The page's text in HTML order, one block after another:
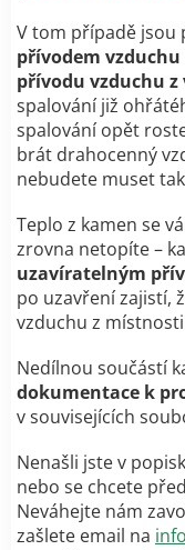
V tom případě jsou
přívodem vzduchu
přívodu vzduchu
spalování již
spalování opět
brát drahocenný
nebudete muset
Teplo z kamen se
zrovna netopíte –
uzavíratelným
po uzavření zajistí,
vzduchu z
Nedílnou součástí
dokumentace k
v souvisejících
Nenašli jste v
nebo se chcete
Neváhejte nám
zašlete email na